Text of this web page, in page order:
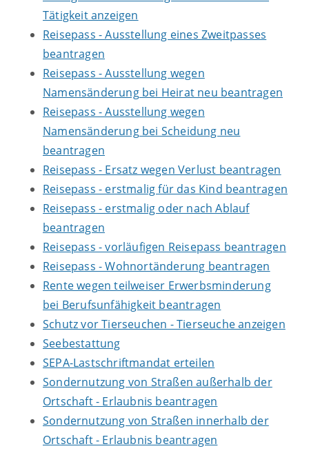
Tätigkeit anzeigen
Reisepass - Ausstellung eines Zweitpasses
beantragen
Reisepass - Ausstellung wegen
Namensänderung bei Heirat neu beantragen
Reisepass - Ausstellung wegen
Namensänderung bei Scheidung neu
beantragen
Reisepass - Ersatz wegen Verlust beantragen
Reisepass - erstmalig für das Kind beantragen
Reisepass - erstmalig oder nach Ablauf
beantragen
Reisepass - vorläufigen Reisepass beantragen
Reisepass - Wohnortänderung beantragen
Rente wegen teilweiser Erwerbsminderung
bei Berufsunfähigkeit beantragen
Schutz vor Tierseuchen - Tierseuche anzeigen
Seebestattung
SEPA-Lastschriftmandat erteilen
Sondernutzung von Straßen außerhalb der
Ortschaft - Erlaubnis beantragen
Sondernutzung von Straßen innerhalb der
Ortschaft - Erlaubnis beantragen